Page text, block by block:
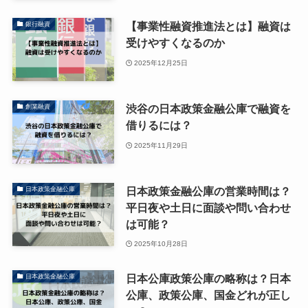
銀行融資
【事業性融資推進法とは】融資は
受けやすくなるのか
2025年12月25日
創業融資
渋谷の日本政策金融公庫で融資を
借りるには？
2025年11月29日
日本政策金融公庫
日本政策金融公庫の営業時間は？
平日夜や土日に面談や問い合わせ
は可能？
2025年10月28日
日本政策金融公庫
日本公庫政策公庫の略称は？日本
公庫、政策公庫、国金どれが正し